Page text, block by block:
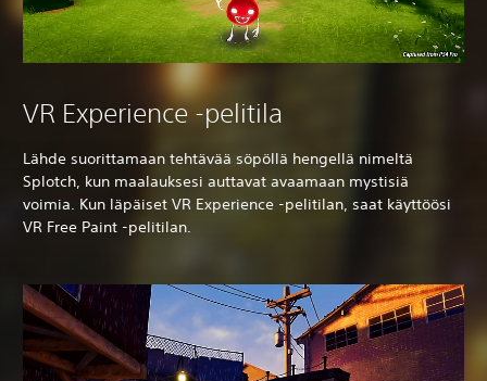
VR Experience -pelitila
Lähde suorittamaan tehtävää söpöllä hengellä nimeltä
Splotch, kun maalauksesi auttavat avaamaan mystisiä
voimia. Kun läpäiset VR Experience -pelitilan, saat käyttöösi
VR Free Paint -pelitilan.